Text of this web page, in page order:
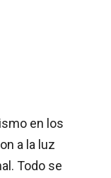
en los
a la luz
Todo se